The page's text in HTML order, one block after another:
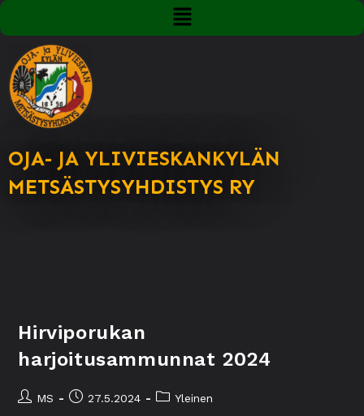
OJA- JA YLIVIESKANKYLÄN
METSÄSTYSYHDISTYS RY
Hirviporukan
harjoitusammunnat 2024
MS 27.5.2024 Yleinen